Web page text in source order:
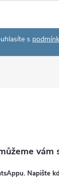
s
Napište